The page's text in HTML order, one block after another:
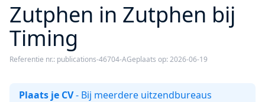
Zutphen in Zutphen bij
Timing
Referentie nr.: publications-46704-AGeplaats op: 2026-06-19
Plaats je CV- Bij meerdere uitzendbureaus